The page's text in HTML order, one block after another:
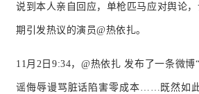
说到本人亲自回应，单枪匹马应对舆论
期引发热议的演员@热依扎。
11月2日9:34，@热依扎 发布了一条微
谣侮辱谩骂脏话陷害零成本……既然如此